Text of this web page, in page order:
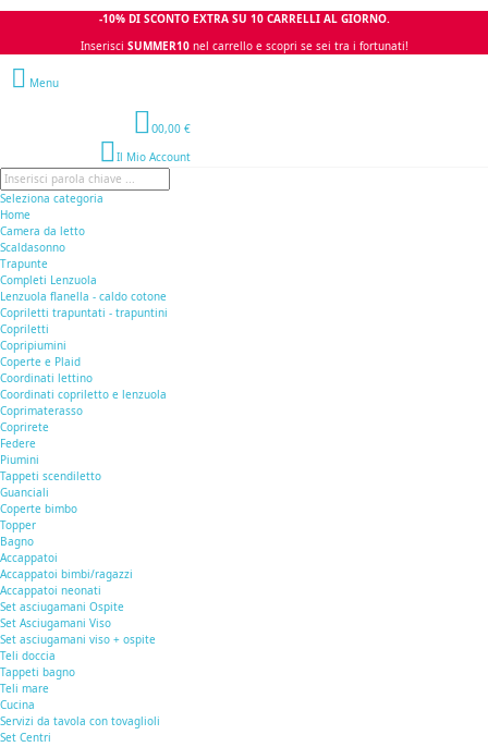
-10% DI SCONTO EXTRA SU 10 CARRELLI AL GIORNO.
Inserisci SUMMER10 nel carrello e scopri se sei tra i fortunati!
Menu
00,00 €
Il Mio Account
Seleziona categoria
Home
Camera da letto
Scaldasonno
Trapunte
Completi Lenzuola
Lenzuola flanella - caldo cotone
Copriletti trapuntati - trapuntini
Copriletti
Copripiumini
Coperte e Plaid
Coordinati lettino
Coordinati copriletto e lenzuola
Coprimaterasso
Coprirete
Federe
Piumini
Tappeti scendiletto
Guanciali
Coperte bimbo
Topper
Bagno
Accappatoi
Accappatoi bimbi/ragazzi
Accappatoi neonati
Set asciugamani Ospite
Set Asciugamani Viso
Set asciugamani viso + ospite
Teli doccia
Tappeti bagno
Teli mare
Cucina
Servizi da tavola con tovaglioli
Set Centri